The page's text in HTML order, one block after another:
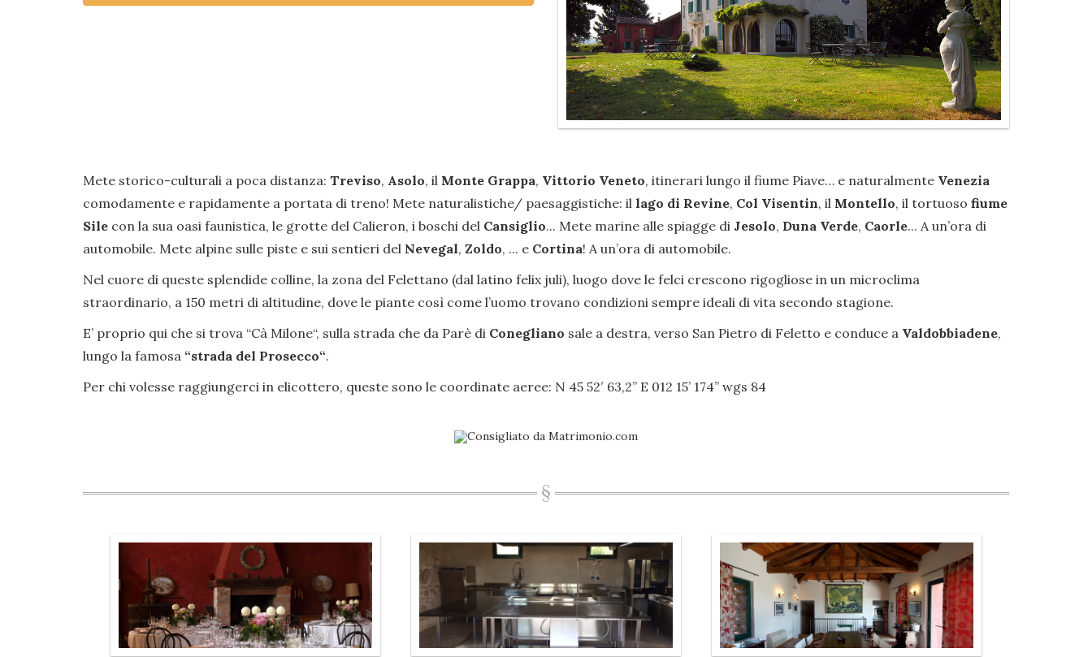
Mete storico-culturali a poca distanza: Treviso, Asolo, il Monte Grappa, Vittorio Veneto, itinerari lungo il fiume Piave… e naturalmente Venezia
comodamente e rapidamente a portata di treno! Mete naturalistiche/ paesaggistiche: il lago di Revine, Col Visentin, il Montello, il tortuoso fiume
Sile con la sua oasi faunistica, le grotte del Calieron, i boschi del Cansiglio... Mete marine alle spiagge di Jesolo, Duna Verde, Caorle... A un’ora di
automobile. Mete alpine sulle piste e sui sentieri del Nevegal, Zoldo, ... e Cortina! A un’ora di automobile.
Nel cuore di queste splendide colline, la zona del Felettano (dal latino felix juli), luogo dove le felci crescono rigogliose in un microclima
straordinario, a 150 metri di altitudine, dove le piante così come l’uomo trovano condizioni sempre ideali di vita secondo stagione.
E’ proprio qui che si trova “Cà Milone“, sulla strada che da Parè di Conegliano sale a destra, verso San Pietro di Feletto e conduce a Valdobbiadene,
lungo la famosa “strada del Prosecco“.
Per chi volesse raggiungerci in elicottero, queste sono le coordinate aeree: N 45 52′ 63,2” E 012 15’ 174’’ wgs 84